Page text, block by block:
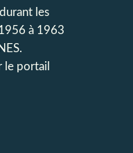
les
à 1963
le portail